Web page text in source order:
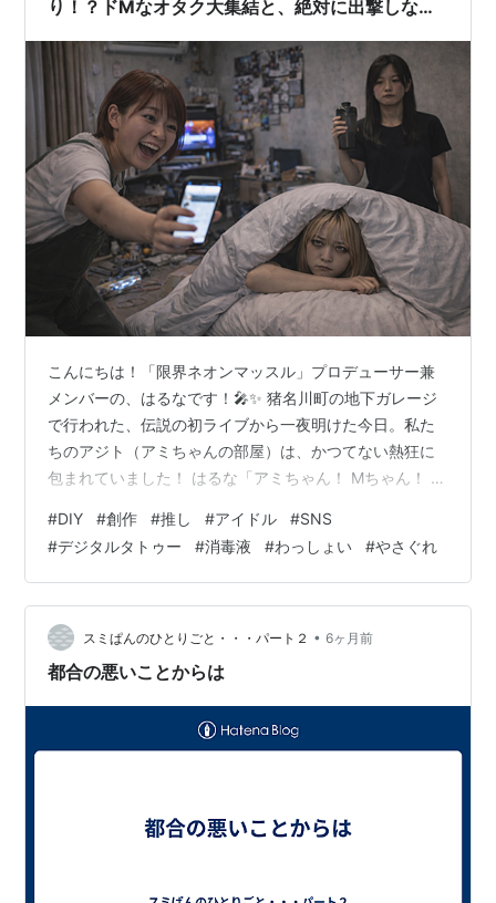
り！？ドMなオタク大集結と、絶対に出撃しない
こんにちは！「限界ネオンマッスル」プロデューサー兼
メンバーの、はるなです！🎤✨ 猪名川町の地下ガレージ
で行われた、伝説の初ライブから一夜明けた今日。私た
ちのアジト（アミちゃんの部屋）は、かつてない熱狂に
包まれていました！ はるな「アミちゃん！ Mちゃん！ 起
の画面を2人に突きつけました。なんと、昨日ガレージか
ら逃げ出したオタクの一人が、逃げながら撮影していた
ライブ映像をSNSにアップしていたのです！ 『猪名川の
地下アイドル見に行ったら、15キロのネオン着たセンタ
ーにヤンキー座りでガン飛ばされて「帰れ」って言われ
た。横の用心棒には筋肉で威嚇さ…
#DIY #創作 #推し #アイドル #SNS
#デジタルタトゥー #消毒液 #わっしょい #やさぐれ
スミぱんのひとりごと・・・パート２ • 6ヶ月前
都合の悪いことからは